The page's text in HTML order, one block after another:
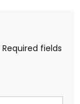
Required fields